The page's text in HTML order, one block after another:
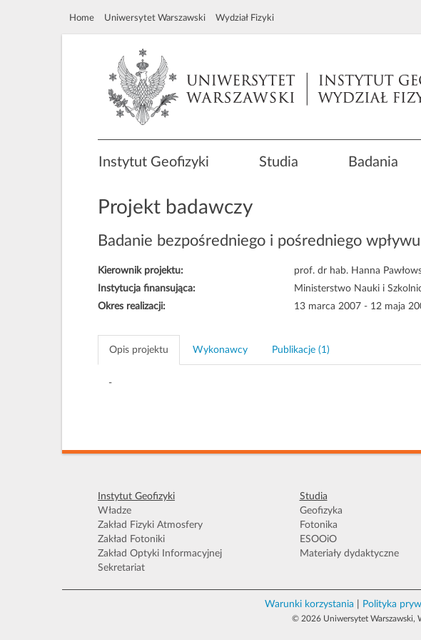
Home Uniwersytet Warszawski Wydział Fizyki
Instytut Geofizyki Studia Badania
Projekt badawczy
Badanie bezpośredniego i pośredniego
Kierownik projektu:
prof. dr hab. Hanna
Instytucja finansująca:
Ministerstwo Nauki i
Okres realizacji:
13 marca 2007 - 12 maja
Opis projektu Wykonawcy Publikacje (1)
-
Instytut Geofizyki
Władze
Zakład Fizyki Atmosfery
Zakład Fotoniki
Zakład Optyki Informacyjnej
Sekretariat
Studia
Geofizyka
Fotonika
ESOOiO
Materiały dydaktyczne
Warunki korzystania Polityka
© 2026 Uniwersytet Warszawski,